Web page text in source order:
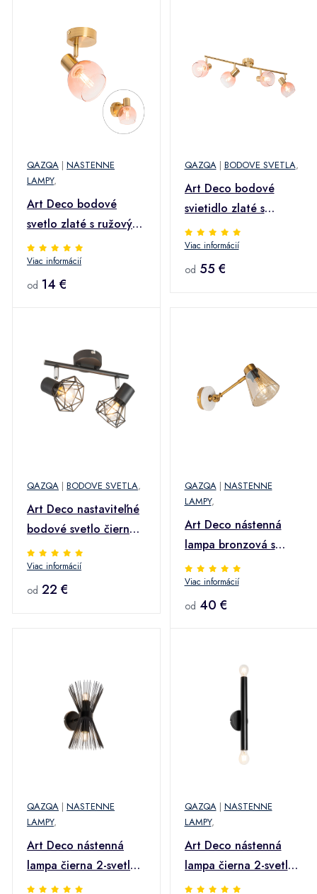
QAZQA | NASTENNE
LAMPY,
Art Deco bodové
svetlo zlaté s ružovým
sklom - Vidro
Viac informácií
od 14 €
QAZQA| BODOVE SVETLA,
Art Deco bodové
svietidlo zlaté s
ružovým sklom 4-
svetlo - Vidro
Viac informácií
od 55 €
QAZQA | BODOVE SVETLA,
Art Deco nastaviteľné
bodové svetlo čierne
2-svetlo - Mosh 2
Viac informácií
od 22 €
QAZQA| NASTENNE
LAMPY,
Art Deco nástenná
lampa bronzová s
mramorom a
jantárovým sklom -
Nina
Viac informácií
od 40 €
QAZQA | NASTENNE
LAMPY,
Art Deco nástenná
lampa čierna 2-svetlá -
Broom
QAZQA| NASTENNE
LAMPY,
Art Deco nástenná
lampa čierna 2-svetlo -
Tubi